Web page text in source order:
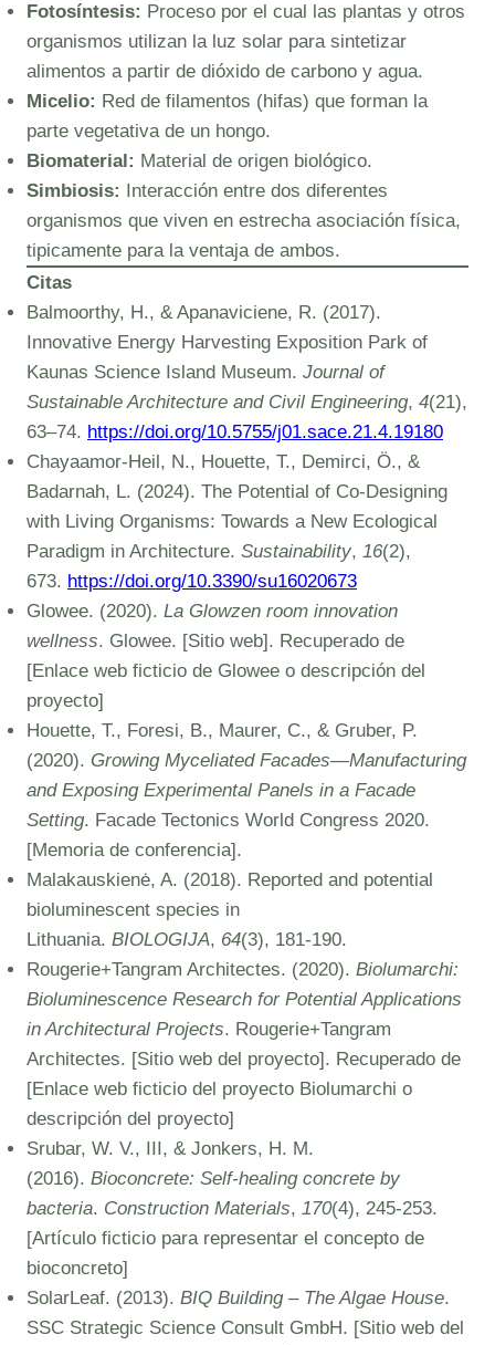
Fotosíntesis: Proceso por el cual las plantas y otros
organismos utilizan la luz solar para sintetizar
alimentos a partir de dióxido de carbono y agua.
Micelio: Red de filamentos (hifas) que forman la
parte vegetativa de un hongo.
Biomaterial: Material de origen biológico.
Simbiosis: Interacción entre dos diferentes
organismos que viven en estrecha asociación física,
tipicamente para la ventaja de ambos.
Citas
Balmoorthy, H., & Apanaviciene, R. (2017).
Innovative Energy Harvesting Exposition Park of
Kaunas Science Island Museum. Journal of
Sustainable Architecture and Civil Engineering, 4(21),
63–74. https://doi.org/10.5755/j01.sace.21.4.19180
Chayaamor-Heil, N., Houette, T., Demirci, Ö., &
Badarnah, L. (2024). The Potential of Co-Designing
with Living Organisms: Towards a New Ecological
Paradigm in Architecture. Sustainability, 16(2),
673. https://doi.org/10.3390/su16020673
Glowee. (2020). La Glowzen room innovation
wellness. Glowee. [Sitio web]. Recuperado de
[Enlace web ficticio de Glowee o descripción del
proyecto]
Houette, T., Foresi, B., Maurer, C., & Gruber, P.
(2020). Growing Myceliated Facades—Manufacturing
and Exposing Experimental Panels in a Facade
Setting. Facade Tectonics World Congress 2020.
[Memoria de conferencia].
Malakauskienė, A. (2018). Reported and potential
bioluminescent species in
Lithuania. BIOLOGIJA, 64(3), 181-190.
Rougerie+Tangram Architectes. (2020). Biolumarchi:
Bioluminescence Research for Potential Applications
in Architectural Projects. Rougerie+Tangram
Architectes. [Sitio web del proyecto]. Recuperado de
[Enlace web ficticio del proyecto Biolumarchi o
descripción del proyecto]
Srubar, W. V., III, & Jonkers, H. M.
(2016). Bioconcrete: Self-healing concrete by
bacteria. Construction Materials, 170(4), 245-253.
[Artículo ficticio para representar el concepto de
bioconcreto]
SolarLeaf. (2013). BIQ Building – The Algae House.
SSC Strategic Science Consult GmbH. [Sitio web del